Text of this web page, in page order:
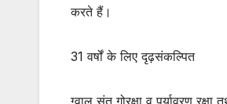
करते हैं।
31 वर्षों के लिए दृढ़संकल्पित